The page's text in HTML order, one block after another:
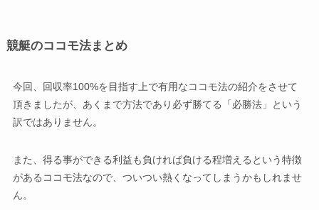
競艇のココモ法まとめ
今回、回収率100%を目指す上で有用なココモ法の紹介をさせて
頂きましたが、あくまで方法であり必ず勝てる「必勝法」という
訳ではありません。
また、得る事ができる利益も負ければ負ける程増えるという特徴
があるココモ法なので、ついつい熱くなってしまうかもしれませ
ん。